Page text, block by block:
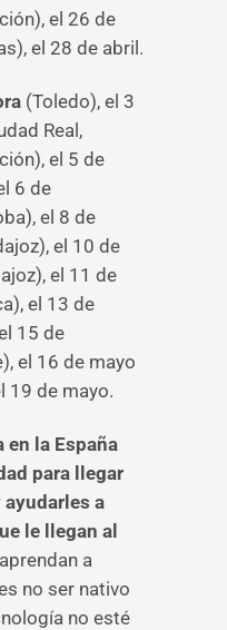
el 26 de
el 28 de abril.
(Toledo), el 3
Real,
el 5 de
6 de
el 8 de
el 10 de
el 11 de
el 13 de
15 de
el 16 de mayo
19 de mayo.
en la España
para llegar
a
le llegan al
a
no ser nativo
no esté